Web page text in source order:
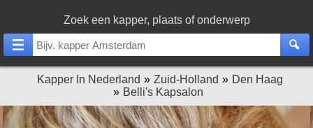
Zoek een kapper, plaats of onderwerp
Kapper In Nederland Zuid-Holland
Den Haag
Belli's Kapsalon